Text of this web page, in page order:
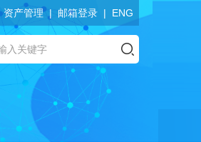
资产管理 邮箱登录 ENG